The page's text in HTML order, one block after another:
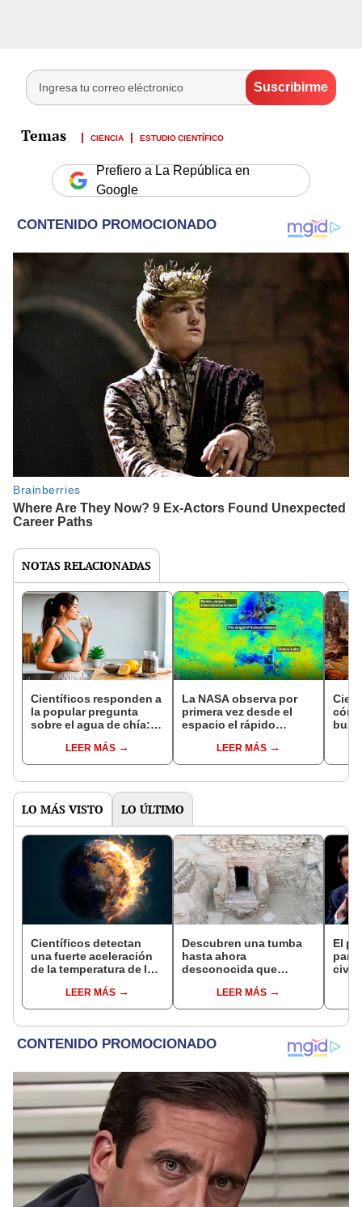
CIENCIA ESTUDIO CIENTÍFICO
Prefiero a La República en
Google
NOTAS RELACIONADAS
Científicos responden a
la popular pregunta
sobre el agua de chía:
bajar de peso o es solo
un mito viral?
LEER MÁS
La NASA observa por
primera vez desde el
espacio el rápido
de México: más de 2 cm
por mes
LEER MÁS
LO MÁS VISTO LO ÚLTIMO
Científicos detectan
una fuerte aceleración
de la temperatura de la
provocaLEER MÁS
Descubren una tumba
hasta ahora
desconocida que
secretos del antiguo
Egipto
LEER MÁS
El
para